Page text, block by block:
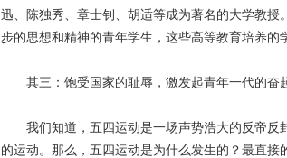
迅、陈独秀、章士钊、胡适等成为著名的大学教
步的思想和精神的青年学生，这些高等教育培养的
其三：饱受国家的耻辱，激发起青年一代的奋起
我们知道，五四运动是一场声势浩大的反帝反
的运动。那么，五四运动是为什么发生的？最直